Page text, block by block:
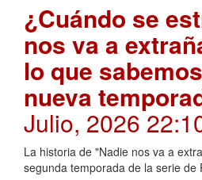
¿Cuándo se
nos va a
lo que
nueva
Julio, 2026
La historia de "Nadie nos va a
segunda temporada de la serie de